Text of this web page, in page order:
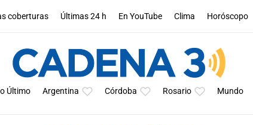
coberturas Últimas 24 h En YouTube Clima Horóscopo
Último Argentina Córdoba Rosario Mundo